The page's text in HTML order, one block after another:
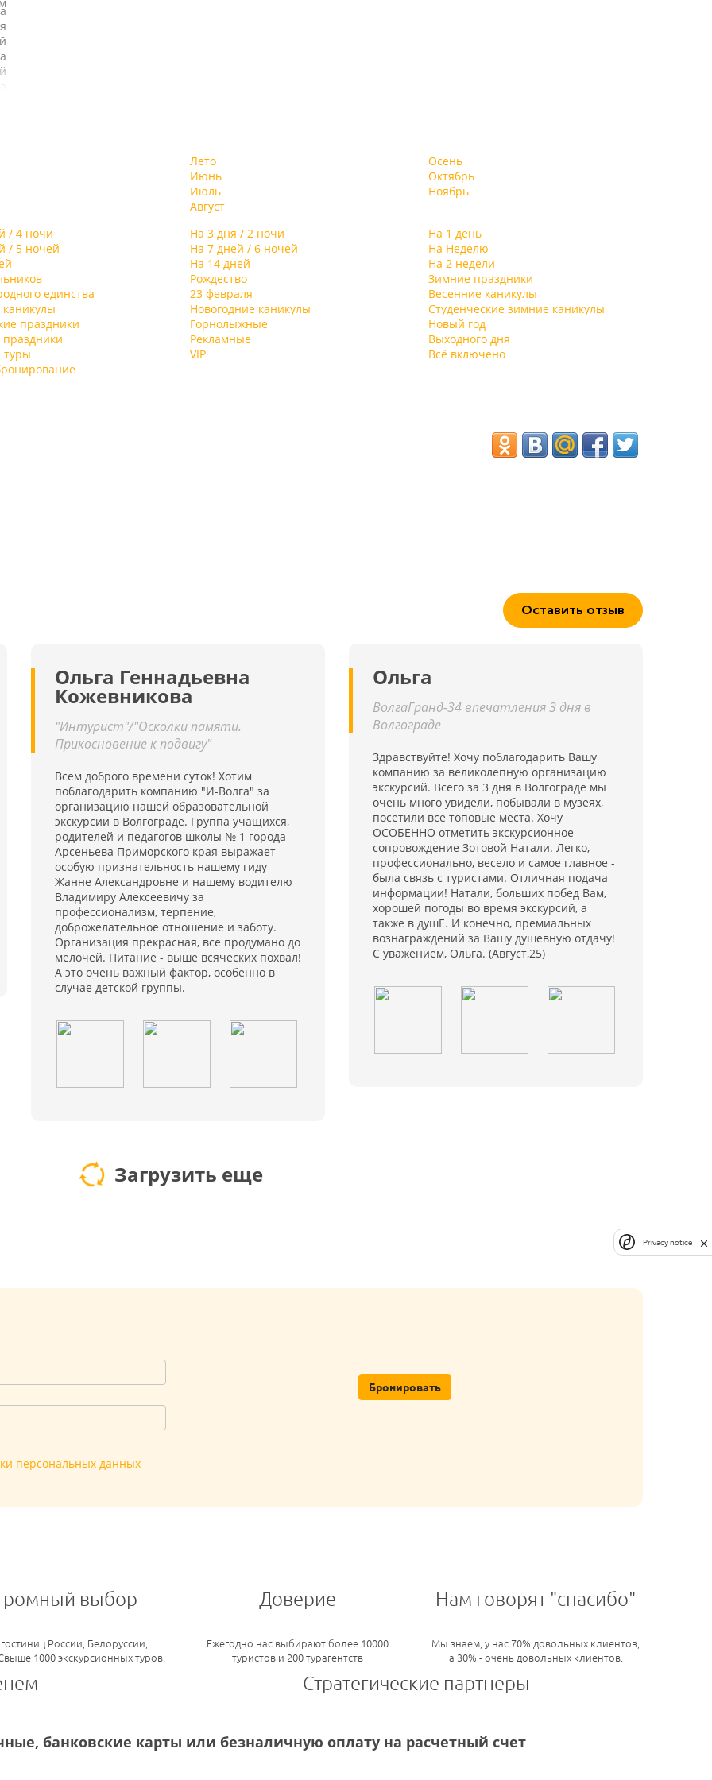
Лето
Июнь
Июль
Август
Осень
Октябрь
Ноябрь
/ 4 ночи На 3 дня / 2 ночи
На 1 день
/ 5 ночей На 7 дней / 6 ночей
На Неделю
На 14 дней
На 2 недели
Рождество
Зимние праздники
единства 23 февраля
Весенние каникулы
Новогодние каникулы
Студенческие зимние каникулы
праздники Горнолыжные
Новый год
Рекламные
Выходного дня
туры VIP
Всё включено
Оставить отзыв
Ольга Геннадьевна
Кожевникова
"Интурист"/"Осколки памяти.
Прикосновение к подвигу"
Всем доброго времени суток! Хотим
поблагодарить компанию "И-Волга" за
организацию нашей образовательной
экскурсии в Волгограде. Группа учащихся,
родителей и педагогов школы № 1 города
Арсеньева Приморского края выражает
особую признательность нашему гиду
Жанне Александровне и нашему водителю
Владимиру Алексеевичу за
профессионализм, терпение,
доброжелательное отношение и заботу.
Организация прекрасная, все продумано до
мелочей. Питание - выше всяческих похвал!
А это очень важный фактор, особенно в
случае детской группы.
Ольга
ВолгаГранд-34 впечатления 3 дня в
Волгограде
Здравствуйте! Хочу поблагодарить Вашу
компанию за великолепную организацию
экскурсий. Всего за 3 дня в Волгограде мы
очень много увидели, побывали в музеях,
посетили все топовые места. Хочу
ОСОБЕННО отметить экскурсионное
сопровождение Зотовой Натали. Легко,
профессионально, весело и самое главное -
была связь с туристами. Отличная подача
информации! Натали, больших побед Вам,
хорошей погоды во время экскурсий, а
также в душЕ. И конечно, премиальных
вознаграждений за Вашу душевную отдачу!
С уважением, Ольга. (Август,25)
Загрузить еще
персональных данных
Бронировать
выбор
России, Белоруссии,
1000 экскурсионных туров.
Доверие
Ежегодно нас выбирают более 10000
туристов и 200 турагентств
Нам говорят "спасибо"
Мы знаем, у нас 70% довольных клиентов,
а 30% - очень довольных клиентов.
Стратегические партнеры
банковские карты или безналичную оплату на расчетный счет
Privacy notice